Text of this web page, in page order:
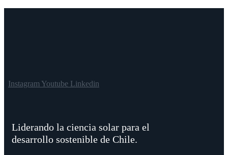
InstagramYoutube Linkedin
Liderando la ciencia solar para el
desarrollo sostenible de Chile.